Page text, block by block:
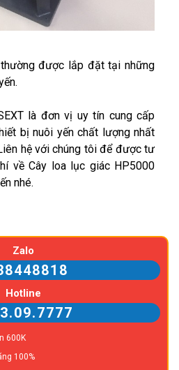
được lắp đặt tại những
là đơn vị uy tín cung cấp
bị nuôi yến chất lượng nhất
hệ với chúng tôi để được tư
về Cây loa lục giác HP5000
nhé.
Zalo
Hotline
600K
100%